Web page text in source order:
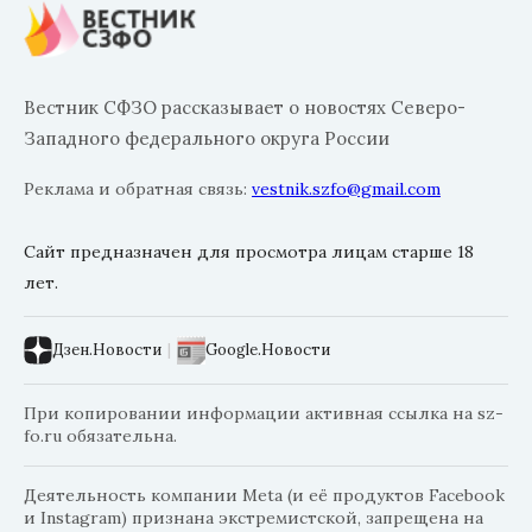
Вестник СФЗО рассказывает о новостях Северо-
Западного федерального округа России
Реклама и обратная связь: vestnik.szfo@gmail.com
Сайт предназначен для просмотра лицам старше 18
лет.
Дзен.Новости | Google.Новости
При копировании информации активная ссылка на sz-
fo.ru обязательна.
Деятельность компании Meta (и её продуктов Facebook
и Instagram) признана экстремистской, запрещена на